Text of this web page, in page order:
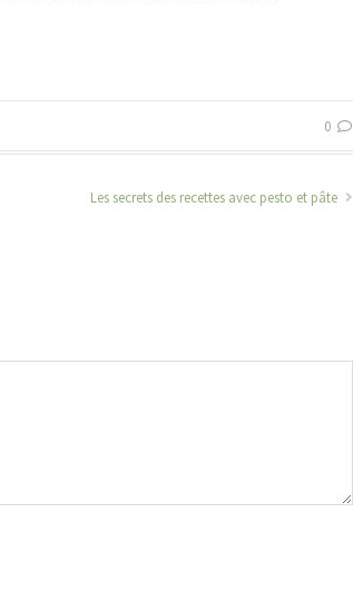
0
Les secrets des recettes avec pesto et pâte